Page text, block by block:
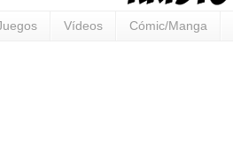
Vídeos Cómic/Manga